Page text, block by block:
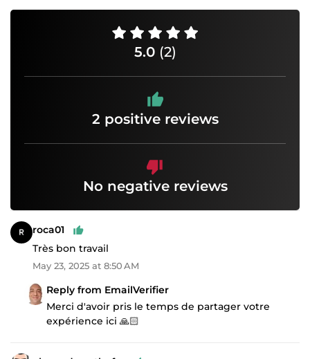
5.0 (2)
2 positive reviews
No negative reviews
roca01
Très bon travail
May 23, 2025 at 8:50 AM
Reply from EmailVerifier
Merci d'avoir pris le temps de partager votre
expérience ici 🙏🏻